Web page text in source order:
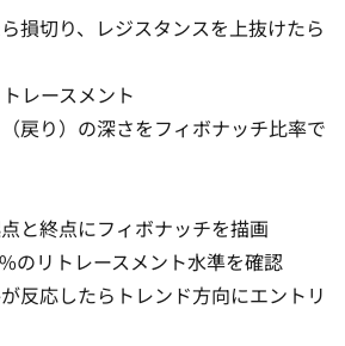
損切り、レジスタンスを上抜けたら
レースメント
戻り）の深さをフィボナッチ比率で
と終点にフィボナッチを描画
のリトレースメント水準を確認
反応したらトレンド方向にエントリ